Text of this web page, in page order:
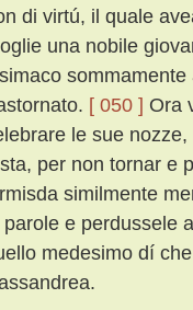
di virtú, il quale
una nobile
[ 050 ] Ora
le sue
per non tornar e
similmente
parole e perdussele
medesimo dí